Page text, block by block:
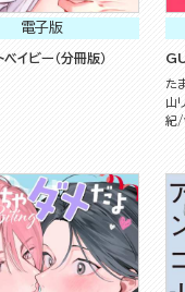
電子版
イビー（分冊版）
た
山
紀